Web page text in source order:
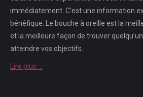
immédiatement. C’est une information
bénéfique. Le bouche à oreille est la
et la meilleure façon de trouver
atteindre vos objectifs.
Lire plus …